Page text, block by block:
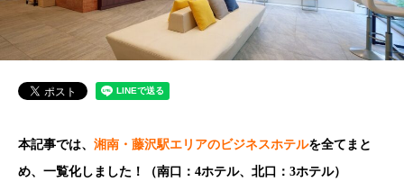
本記事では、 湘南・藤沢駅エリアのビジネスホテルを全てまと
め、一覧化しました！（南口：4ホテル、北口：3ホテル）